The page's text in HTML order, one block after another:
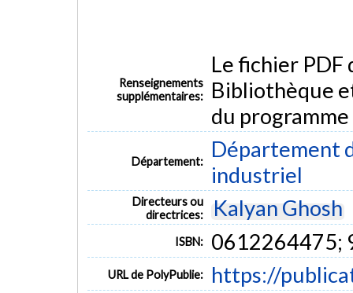
Renseignements
supplémentaires:
Le fichier
Bibliothèque
du programme
Département:
Département
industriel
Directeurs ou
directrices:
Kalyan Ghosh
ISBN: 0612264475;
URL de PolyPublie: https://